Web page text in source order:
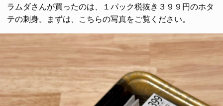
ラムダさんが買ったのは、１パック税抜き３９９円のホタ
テの刺身。まずは、こちらの写真をご覧ください。